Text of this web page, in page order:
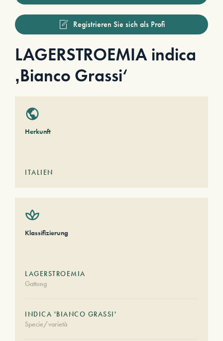
Registrieren Sie sich als Profi
LAGERSTROEMIA indica
‚Bianco Grassi‘
Herkunft
ITALIEN
Klassifizierung
LAGERSTROEMIA
Gattung
INDICA 'BIANCO GRASSI'
Specie/varietà